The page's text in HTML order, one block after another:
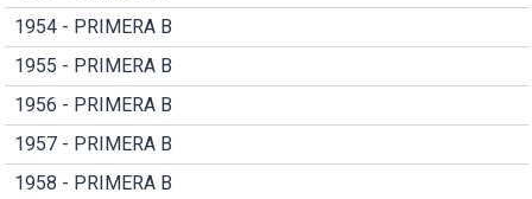
1954 - PRIMERA B
1955 - PRIMERA B
1956 - PRIMERA B
1957 - PRIMERA B
1958 - PRIMERA B